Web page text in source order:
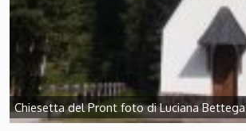
Chiesetta del Pront foto di Luciana Bettega